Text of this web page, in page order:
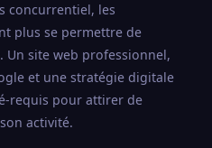
concurrentiel, les
plus se permettre de
site web professionnel,
et une stratégie digitale
requis pour attirer de
activité.